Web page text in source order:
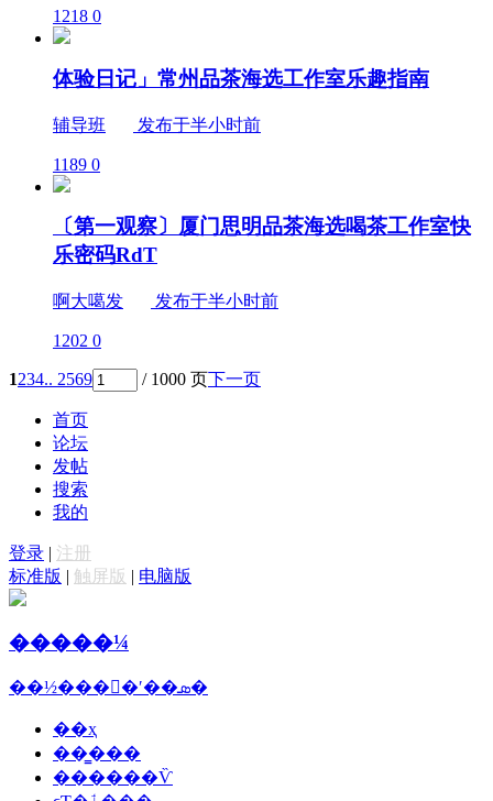
1218 0
体验日记」常州品茶海选工作室乐趣指南
辅导班 发布于半小时前
1189 0
〔第一观察〕厦门思明品茶海选喝茶工作室快
乐密码RdT
啊大噶发 发布于半小时前
1202 0
1234.. 2569 / 1000 页下一页
首页
论坛
发帖
搜索
我的
登录 | 注册
标准版 | 触屏版 | 电脑版
�����¼
��½���ྫ�ʹ��ܣ�
��ҳ
��̳���
������Ѷ